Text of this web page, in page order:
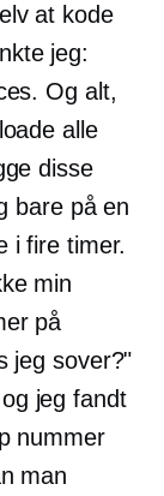
at kode
jeg:
Og alt,
alle
disse
bare på en
i fire timer.
min
på
jeg sover?"
jeg fandt
nummer
man